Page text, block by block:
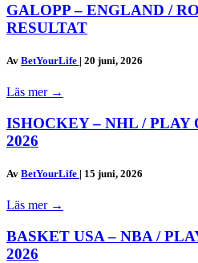
GALOPP – ENGLAND /
RESULTAT
Av BetYourLife | 20 juni, 2026
Läs mer →
ISHOCKEY – NHL / PLAY
2026
Av BetYourLife | 15 juni, 2026
Läs mer →
BASKET USA – NBA /
2026